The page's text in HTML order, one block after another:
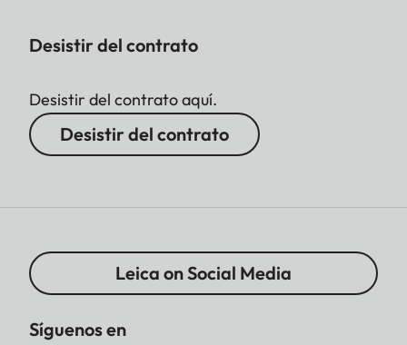
Desistir del contrato
Desistir del contrato aquí.
Desistir del contrato
Leica on Social Media
Síguenos en